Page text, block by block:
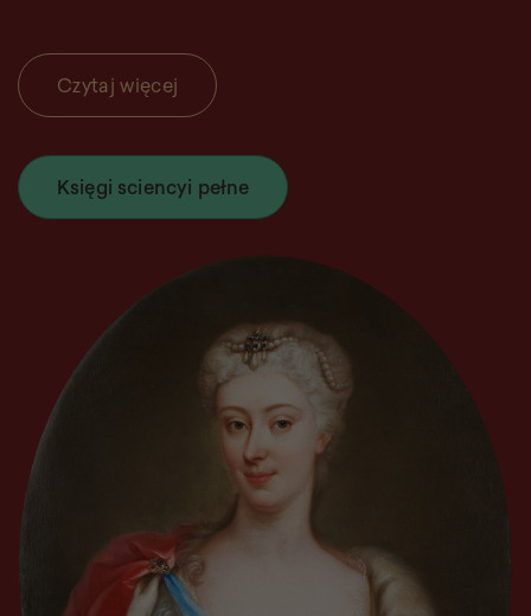
Czytaj więcej
Księgi sciencyi pełne